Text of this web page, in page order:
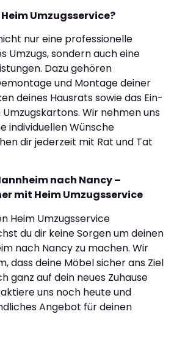
Umzugsservice?
nur eine professionelle
Umzugs, sondern auch eine
Dazu gehören
und Montage deiner
deines Hausrats sowie das Ein-
Wir nehmen uns
individuellen Wünsche
dir jederzeit mit Rat und Tat
nach Nancy –
mit Heim Umzugsservice
Heim Umzugsservice
du dir keine Sorgen um deinen
nach Nancy zu machen. Wir
dass deine Möbel sicher ans Ziel
ganz auf dein neues Zuhause
uns noch heute und
Angebot für deinen